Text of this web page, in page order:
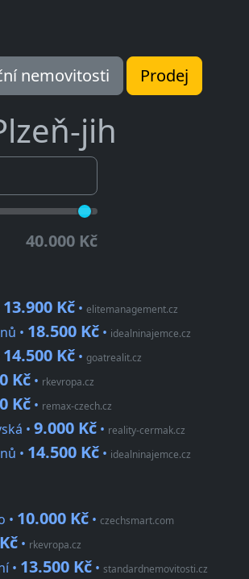
nemovitosti Prodej
jih
40.000 Kč
13.900 Kč • elitemanagement.cz
• 18.500 Kč • idealninajemce.cz
14.500 Kč • goatrealit.cz
Kč • rkevropa.cz
Kč • remax-czech.cz
• 9.000 Kč • reality-cermak.cz
• 14.500 Kč • idealninajemce.cz
• 10.000 Kč • czechsmart.com
• rkevropa.cz
• 13.500 Kč • standardnemovitosti.cz